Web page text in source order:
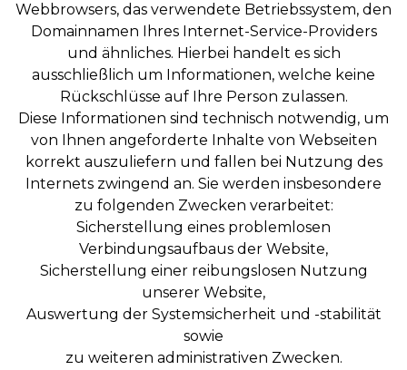
Webbrowsers, das verwendete Betriebssystem, den
Domainnamen Ihres Internet-Service-Providers
und ähnliches. Hierbei handelt es sich
ausschließlich um Informationen, welche keine
Rückschlüsse auf Ihre Person zulassen.
Diese Informationen sind technisch notwendig, um
von Ihnen angeforderte Inhalte von Webseiten
korrekt auszuliefern und fallen bei Nutzung des
Internets zwingend an. Sie werden insbesondere
zu folgenden Zwecken verarbeitet:
Sicherstellung eines problemlosen
Verbindungsaufbaus der Website,
Sicherstellung einer reibungslosen Nutzung
unserer Website,
Auswertung der Systemsicherheit und -stabilität
sowie
zu weiteren administrativen Zwecken.